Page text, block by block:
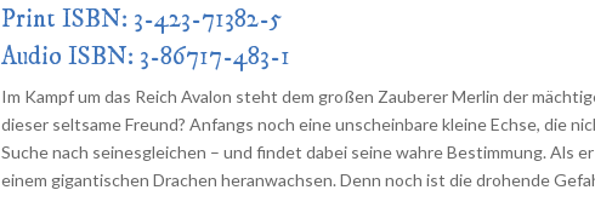
Print ISBN: 3-423-71382-5
Audio ISBN: 3-86717-483-1
Im Kampf um das Reich Avalon steht dem großen Zauberer Merlin der
dieser seltsame Freund? Anfangs noch eine unscheinbare kleine Echse, die
Suche nach seinesgleichen – und findet dabei seine wahre Bestimmung. Als
einem gigantischen Drachen heranwachsen. Denn noch ist die drohende